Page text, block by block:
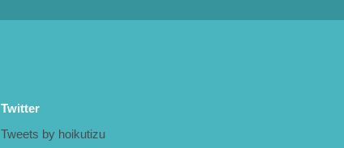
Twitter
Tweets by hoikutizu